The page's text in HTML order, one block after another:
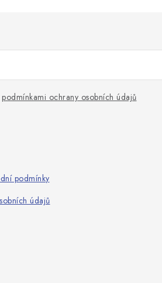
podmínkami ochrany osobních údajů
podmínky
údajů